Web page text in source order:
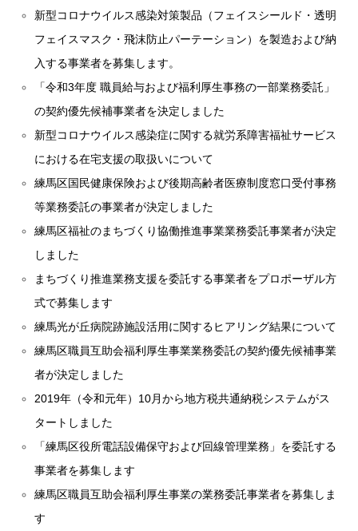
新型コロナウイルス感染対策製品（フェイスシールド・透明
フェイスマスク・飛沫防止パーテーション）を製造および納
入する事業者を募集します。
「令和3年度 職員給与および福利厚生事務の一部業務委託」
の契約優先候補事業者を決定しました
新型コロナウイルス感染症に関する就労系障害福祉サービス
における在宅支援の取扱いについて
練馬区国民健康保険および後期高齢者医療制度窓口受付事務
等業務委託の事業者が決定しました
練馬区福祉のまちづくり協働推進事業業務委託事業者が決定
しました
まちづくり推進業務支援を委託する事業者をプロポーザル方
式で募集します
練馬光が丘病院跡施設活用に関するヒアリング結果について
練馬区職員互助会福利厚生事業業務委託の契約優先候補事業
者が決定しました
2019年（令和元年）10月から地方税共通納税システムがス
タートしました
「練馬区役所電話設備保守および回線管理業務」を委託する
事業者を募集します
練馬区職員互助会福利厚生事業の業務委託事業者を募集しま
す